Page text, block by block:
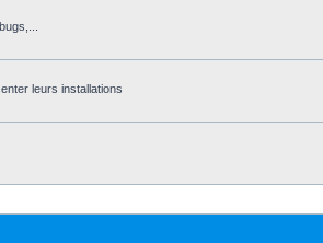
leurs installations